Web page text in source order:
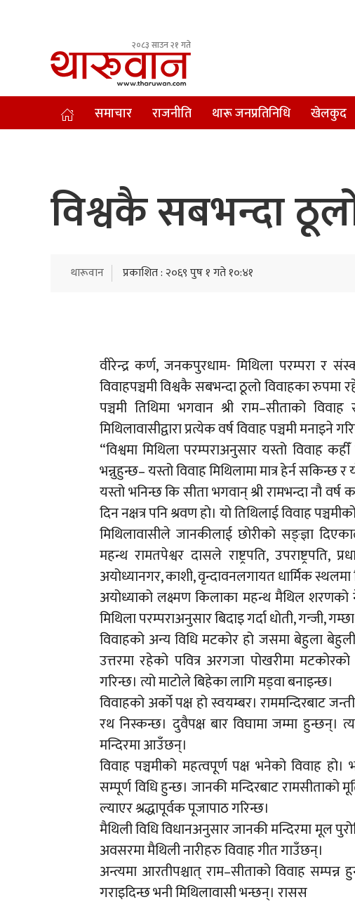
२०८३ साउन २१ गते
Leading Newsportal from Tharu Community Nepal.
समाचार राजनीति थारू जनप्रतिनिधि खेलकुद
विश्वकै सबभन्दा
थारूवान प्रकाशित : २०६९ पुष १ गते १०:४१
वीरेन्द्र कर्ण, जनकपुरधाम- मिथिला परम्परा र
विवाहपञ्चमी विश्वकै सबभन्दा ठूलो विवाहका रुपमा
पञ्चमी तिथिमा भगवान श्री राम–सीताको
मिथिलावासीद्वारा प्रत्येक वर्ष विवाह पञ्चमी मनाइने
“विश्वमा मिथिला परम्पराअनुसार यस्तो विवाह
भन्नुहुन्छ– यस्तो विवाह मिथिलामा मात्र हेर्न सकिन्छ र
यस्तो भनिन्छ कि सीता भगवान् श्री रामभन्दा नौ वर्ष
दिन नक्षत्र पनि श्रवण हो। यो तिथिलाई विवाह
मिथिलावासीले जानकीलाई छोरीको सङ्ज्ञा
महन्थ रामतपेश्वर दासले राष्ट्रपति, उपराष्ट्रपति,
अयोध्यानगर, काशी, वृन्दावनलगायत धार्मिक स्थलमा
अयोध्याको लक्ष्मण किलाका महन्थ मैथिल शरणको
मिथिला परम्पराअनुसार बिदाइ गर्दा धोती, गन्जी,
विवाहको अन्य विधि मटकोर हो जसमा बेहुला
उत्तरमा रहेको पवित्र अरगजा पोखरीमा मटकोरको
गरिन्छ। त्यो माटोले बिहेका लागि मड्वा बनाइन्छ।
विवाहको अर्को पक्ष हो स्वयम्बर। राममन्दिरबाट
रथ निस्कन्छ। दुवैपक्ष बार विघामा जम्मा हुन्छन्।
मन्दिरमा आउँछन्।
विवाह पञ्चमीको महत्वपूर्ण पक्ष भनेको विवाह
सम्पूर्ण विधि हुन्छ। जानकी मन्दिरबाट रामसीताको
ल्याएर श्रद्धापूर्वक पूजापाठ गरिन्छ।
मैथिली विधि विधानअनुसार जानकी मन्दिरमा मूल
अवसरमा मैथिली नारीहरु विवाह गीत गाउँछन्।
अन्त्यमा आरतीपश्चात् राम–सीताको विवाह
गराइदिन्छ भनी मिथिलावासी भन्छन्। रासस